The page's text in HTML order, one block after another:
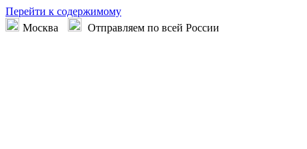
Перейти к содержимому
Москва
Отправляем по всей России